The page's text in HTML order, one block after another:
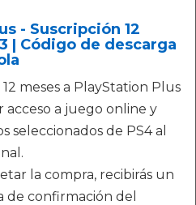
- Suscripción 12
| Código de descarga
meses a PlayStation Plus
a juego online y
seleccionados de PS4 al
la compra, recibirás un
de confirmación del